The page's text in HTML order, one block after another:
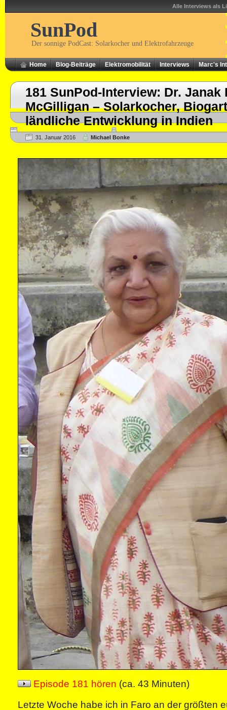
Alle Interviews als
SunPod
Der sonnige PodCast: Solarkocher und Elektrofahrzeuge
Home Blog-Beiträge Elektromobilität Interviews Marc's
181 SunPod-Interview: Dr. Janak
McGilligan – Solarkocher,
ländliche Entwicklung in Indien
31. Januar 2016 Michael Bonke
Episode 181 hören (ca. 43 Minuten)
Letzte Woche habe ich in Faro an der größten